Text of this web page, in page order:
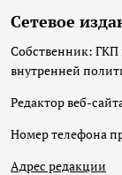
Сетевое
Собственник: ГКП
внутренней
Редактор веб-
Номер телефона
Адрес редакции